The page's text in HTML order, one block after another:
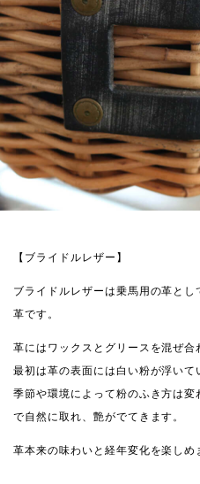
【ブライドルレザー】
ブライドルレザーは乗馬用の革と
革です。
革にはワックスとグリースを混ぜ合
最初は革の表面には白い粉が浮いて
季節や環境によって粉のふき方は
で自然に取れ、艶がでてきます。
革本来の味わいと経年変化を楽しめ